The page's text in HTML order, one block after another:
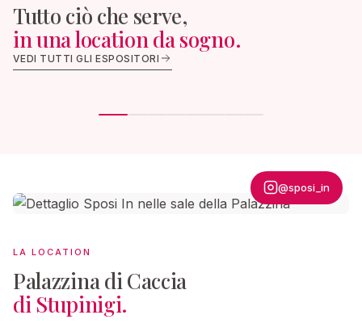
Tutto ciò che serve,
in una location da sogno.
VEDI TUTTI GLI ESPOSITORI
FOTOGRAFIA & VIDEO
Ad Hoc Foto
@sposi_in
LA LOCATION
Palazzina di Caccia
di Stupinigi.